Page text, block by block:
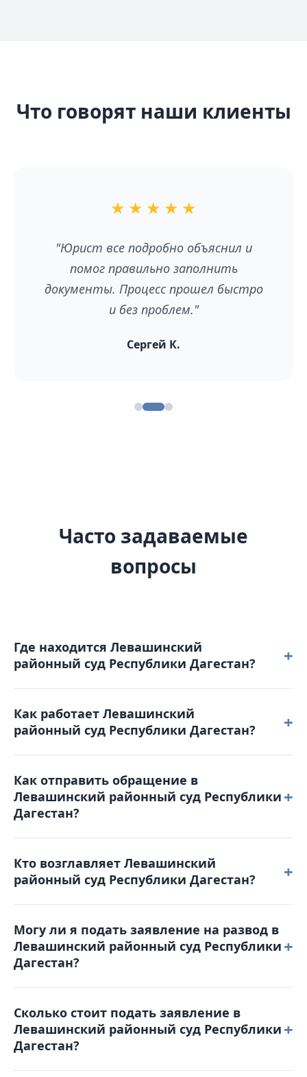
Что говорят наши клиенты
★ ★ ★ ★ ★
"Юрист все подробно объяснил и
помог правильно заполнить
документы. Процесс прошел быстро
и без проблем."
Сергей К.
Часто задаваемые
вопросы
Где находится Левашинский
районный суд Республики Дагестан?
+
расположен по адресу: 368320, Республика
Дагестан, Левашинский район, с. Леваши,
ул. Алиева А, д.4.
Как работает Левашинский
районный суд Республики Дагестан?
+
18-00. Обеденный перерыв с 13-00 до 14-00.
Выходные дни: суббота, воскресенье и
праздничные дни. График приема граждан: Прием
заявлений осуществляется в течение рабочего
дня.
Как отправить обращение в
Левашинский районный суд Республики
Дагестан?
+
для получения справочной информации или
отправить письмо на электронную почту:
levashinskiy.dag@sudrf.ru или воспользоваться
Кто возглавляет Левашинский
районный суд Республики Дагестан?
+
Идрисович.
Могу ли я подать заявление на развод в
Левашинский районный суд Республики
Дагестан?
+
районный суд Республики Дагестан не только
можно, но в определенных случаях — это
единственный возможный способ.
Сколько стоит подать заявление в
Левашинский районный суд Республики
Дагестан?
+